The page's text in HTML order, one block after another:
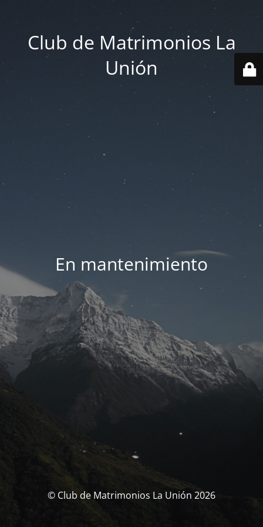
Club de Matrimonios La
Unión
En mantenimiento
© Club de Matrimonios La Unión 2026